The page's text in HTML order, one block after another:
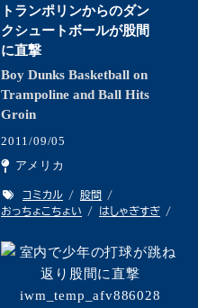
トランポリンからのダン
クシュートボールが股間
に直撃
Boy Dunks Basketball on
Trampoline and Ball Hits
Groin
2011/09/05
アメリカ
コミカル
股間
おっちょこちょい
はしゃぎすぎ